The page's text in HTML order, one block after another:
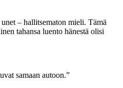
– hallitsematon mieli. Tämä
tahansa luento hänestä olisi
samaan autoon.”